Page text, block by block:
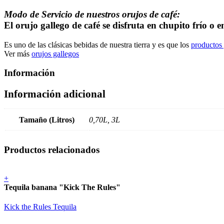
Modo de Servicio de nuestros orujos de café:
El orujo gallego de café se disfruta en chupito frío o
Es uno de las clásicas bebidas de nuestra tierra y es que los productos
Ver más orujos gallegos
Información
Información adicional
Tamaño (Litros) 0,70L, 3L
Productos relacionados
+
Tequila banana "Kick The Rules"
Kick the Rules Tequila